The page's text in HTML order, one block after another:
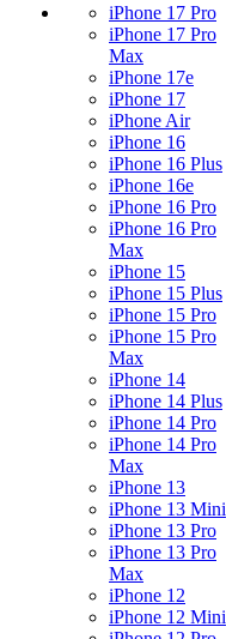
iPhone 17 Pro
iPhone 17 Pro
Max
iPhone 17e
iPhone 17
iPhone Air
iPhone 16
iPhone 16 Plus
iPhone 16e
iPhone 16 Pro
iPhone 16 Pro
Max
iPhone 15
iPhone 15 Plus
iPhone 15 Pro
iPhone 15 Pro
Max
iPhone 14
iPhone 14 Plus
iPhone 14 Pro
iPhone 14 Pro
Max
iPhone 13
iPhone 13 Mini
iPhone 13 Pro
iPhone 13 Pro
Max
iPhone 12
iPhone 12 Mini